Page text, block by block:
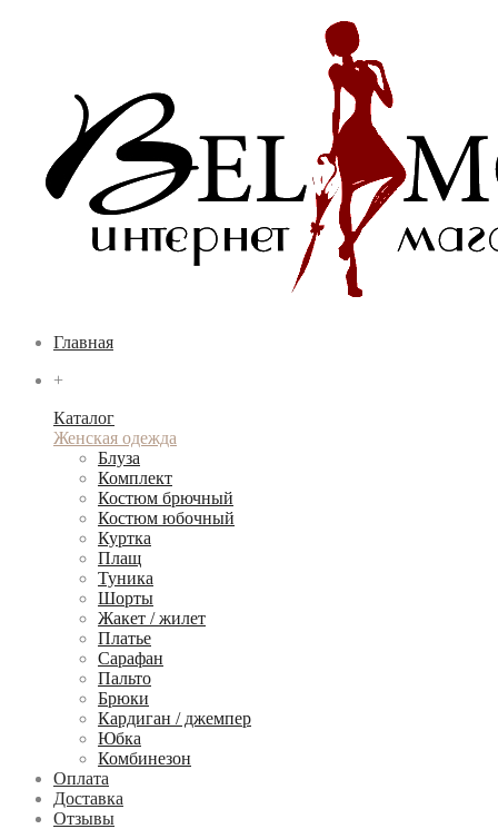
Главная
+
Каталог
Женская одежда
Блуза
Комплект
Костюм брючный
Костюм юбочный
Куртка
Плащ
Туника
Шорты
Жакет / жилет
Платье
Сарафан
Пальто
Брюки
Кардиган / джемпер
Юбка
Комбинезон
Оплата
Доставка
Отзывы